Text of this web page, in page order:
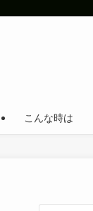
こんな時は